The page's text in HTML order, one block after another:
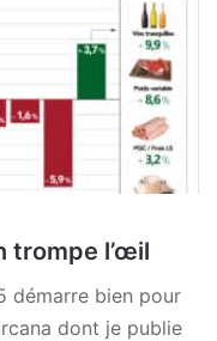
trompe l’œil
démarre bien pour
dont je publie